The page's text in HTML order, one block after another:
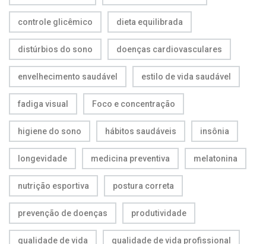
controle glicêmico dieta equilibrada
distúrbios do sono doenças cardiovasculares
envelhecimento saudável estilo de vida saudável
fadiga visual Foco e concentração
higiene do sono hábitos saudáveis insônia
longevidade medicina preventiva melatonina
nutrição esportiva postura correta
prevenção de doenças produtividade
qualidade de vida qualidade de vida profissional